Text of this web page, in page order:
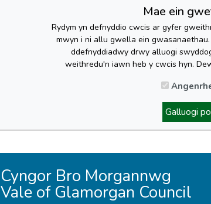
Mae ein
Rydym yn defnyddio cwcis ar gyfer
mwyn i ni allu gwella ein
ddefnyddiadwy drwy alluogi
weithredu'n iawn heb y cwcis hyn.
Galluogi
Cyngor Bro Morgannwg
Vale of Glamorgan Council